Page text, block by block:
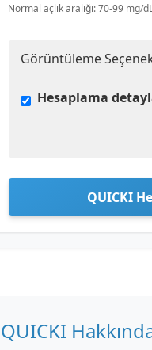
Normal açlık aralığı: 70-99 mg/
Görüntüleme
Hesaplama
QUICKI
QUICKI